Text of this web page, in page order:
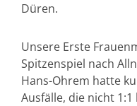
Düren.
Unsere Erste
Spitzenspiel nach
Hans-Ohrem hatte
Ausfälle, die nicht